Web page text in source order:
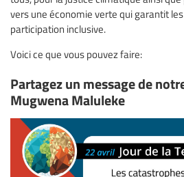
vers une économie verte qui garantit
participation inclusive.
Voici ce que vous pouvez faire:
Partagez un message de
Mugwena Maluleke